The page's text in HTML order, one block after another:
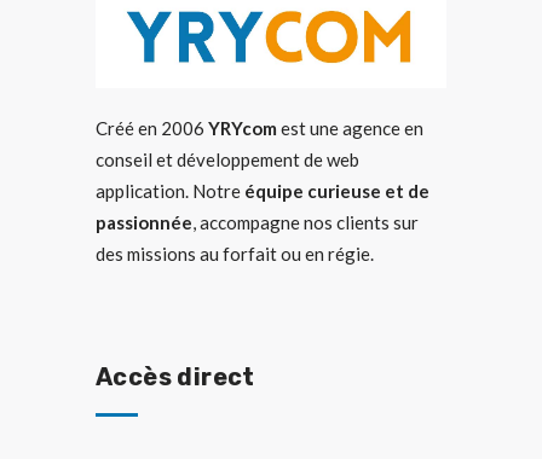
Créé en 2006 YRYcom est une agence en
conseil et développement de web
application. Notre équipe curieuse et de
passionnée , accompagne nos clients sur
des missions au forfait ou en régie.
Accès direct